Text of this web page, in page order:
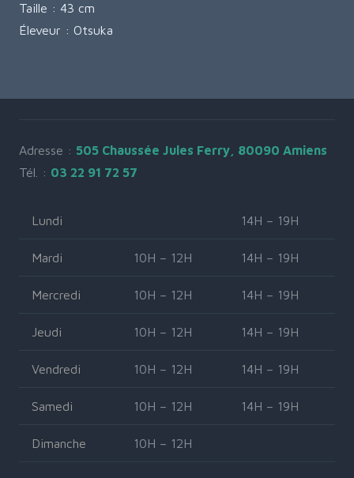
Taille : 43 cm
Éleveur : Otsuka
Adresse : 505 Chaussée Jules Ferry, 80090 Amiens
Tél. : 03 22 91 72 57
Lundi 14H – 19H
Mardi 10H – 12H 14H – 19H
Mercredi 10H – 12H 14H – 19H
Jeudi 10H – 12H 14H – 19H
Vendredi 10H – 12H 14H – 19H
Samedi 10H – 12H 14H – 19H
Dimanche 10H – 12H